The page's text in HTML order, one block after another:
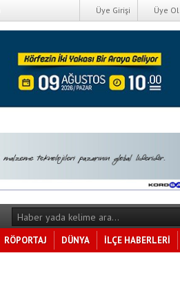
Üye Ol
Üye Girişi
RÖPORTAJ DÜNYA
İLÇE HABERLERİ